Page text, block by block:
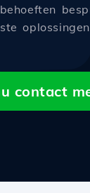
contact